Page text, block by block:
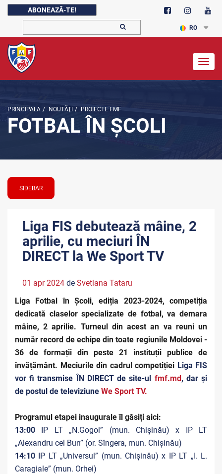
ABONEAZĂ-TE!
RO
PRINCIPALA / NOUTĂŢI / PROIECTE FMF
FOTBAL ÎN ȘCOLI
SIDEBAR
Liga FIS debutează mâine, 2
aprilie, cu meciuri ÎN
DIRECT la We Sport TV
01 apr 2024 de Svetlana Tataru
Liga Fotbal în Școli, ediția 2023-2024, competiția
dedicată claselor specializate de fotbal, va demara
mâine, 2 aprilie. Turneul din acest an va reuni un
număr record de echipe din toate regiunile Moldovei -
36 de formații din peste 21 instituții publice de
învățământ. Meciurile din cadrul competiției Liga FIS
vor fi transmise ÎN DIRECT de site-ul fmf.md, dar și
de postul de televiziune We Sport TV.
Programul etapei inaugurale îl găsiți aici:
13:00 IP LT „N.Gogol” (mun. Chișinău) x IP LT
„Alexandru cel Bun” (or. Sîngera, mun. Chișinău)
14:10 IP LT „Universul” (mun. Chișinău) x IP LT „I. L.
Caragiale” (mun. Orhei)